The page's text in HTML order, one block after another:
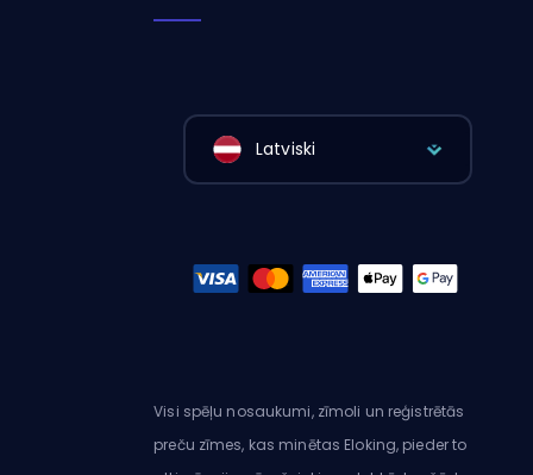
Latviski
Visi spēļu nosaukumi, zīmoli un reģistrētās
preču zīmes, kas minētas Eloking, pieder to